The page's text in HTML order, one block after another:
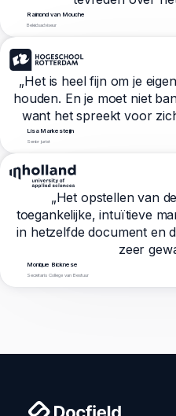
Raimond van Mouche
Beleidsadviseur
„Het is heel fijn om je
houden. En je moet niet
want het spreekt voor
Lisa Markesteijn
Senior jurist
„Het opstellen van
toegankelijke, intuïtieve
in hetzelfde document en
zeer
Monique Bicknese
Secretaris College van Bestuur